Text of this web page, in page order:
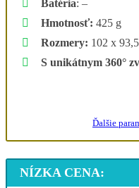
Batéria: –
Hmotnosť: 425 g
Rozmery: 102 x
S unikátnym 360°
Ďalšie
NÍZKA CENA: